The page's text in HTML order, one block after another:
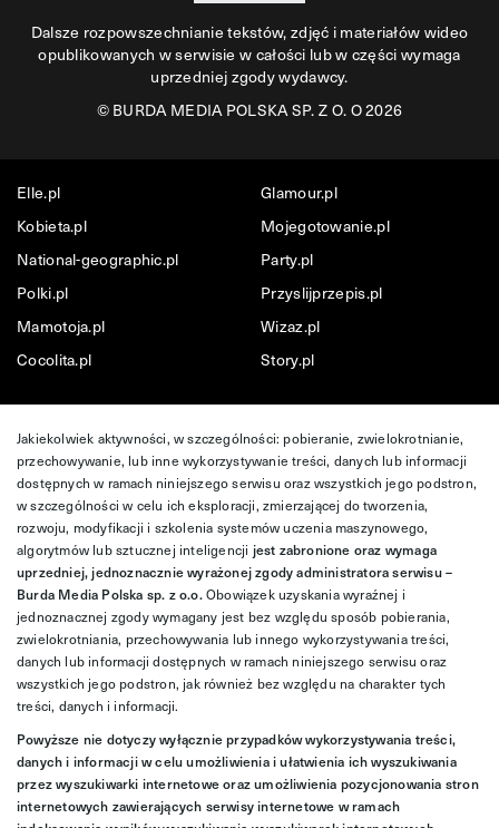
Dalsze rozpowszechnianie tekstów, zdjęć i materiałów wideo
opublikowanych w serwisie w całości lub w części wymaga
uprzedniej zgody wydawcy.
©BURDA MEDIA POLSKA SP. Z O. O 2026
Elle.pl
Glamour.pl
Kobieta.pl
Mojegotowanie.pl
National-geographic.pl
Party.pl
Polki.pl
Przyslijprzepis.pl
Mamotoja.pl
Wizaz.pl
Cocolita.pl
Story.pl
Jakiekolwiek aktywności, w szczególności: pobieranie, zwielokrotnianie,
przechowywanie, lub inne wykorzystywanie treści, danych lub informacji
dostępnych w ramach niniejszego serwisu oraz wszystkich jego podstron,
w szczególności w celu ich eksploracji, zmierzającej do tworzenia,
rozwoju, modyfikacji i szkolenia systemów uczenia maszynowego,
algorytmów lub sztucznej inteligencji jest zabronione oraz wymaga
uprzedniej, jednoznacznie wyrażonej zgody administratora serwisu –
Burda Media Polska sp. z o.o.Obowiązek uzyskania wyraźnej i
jednoznacznej zgody wymagany jest bez względu sposób pobierania,
zwielokrotniania, przechowywania lub innego wykorzystywania treści,
danych lub informacji dostępnych w ramach niniejszego serwisu oraz
wszystkich jego podstron, jak również bez względu na charakter tych
treści, danych i informacji.
Powyższe nie dotyczy wyłącznie przypadków wykorzystywania treści,
danych i informacji w celu umożliwienia i ułatwienia ich wyszukiwania
przez wyszukiwarki internetowe oraz umożliwienia pozycjonowania stron
internetowych zawierających serwisy internetowe w ramach